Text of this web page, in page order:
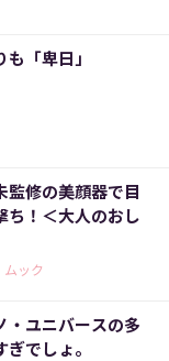
「卑日」
監修の美顔器で目
ち！＜大人のおし
ック
・ユニバースの多
でしょ。